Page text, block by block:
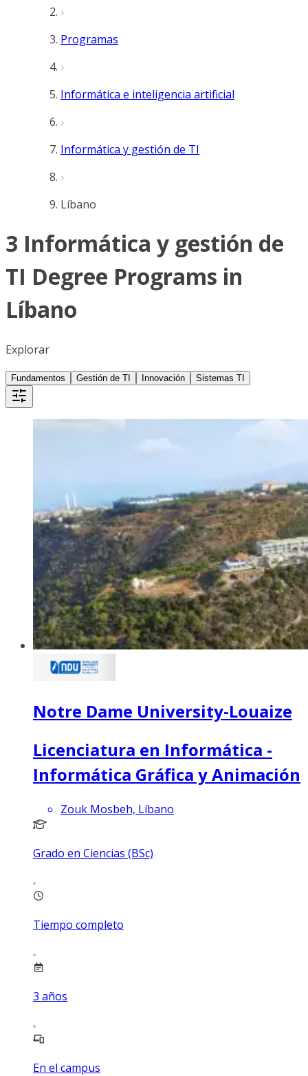
Programas
Informática e inteligencia artificial
Informática y gestión de TI
Líbano
3 Informática y gestión de
TI Degree Programs in
Líbano
Explorar
Fundamentos Gestión de TI Innovación Sistemas TI
Notre Dame University-Louaize
Licenciatura en Informática -
Informática Gráfica y Animación
Zouk Mosbeh, Líbano
Grado en Ciencias (BSc)
Tiempo completo
3 años
En el campus